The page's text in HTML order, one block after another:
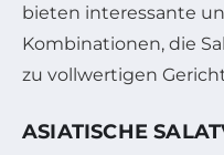
bieten interessante
Kombinationen, die
zu vollwertigen
ASIATISCHE